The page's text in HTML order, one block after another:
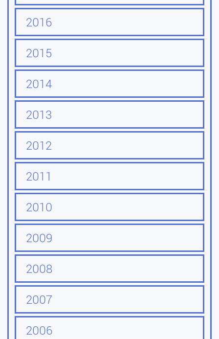
2016
2015
2014
2013
2012
2011
2010
2009
2008
2007
2006